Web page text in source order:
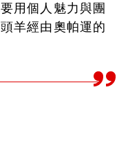
用個人魅力與團
羊經由奧帕運的